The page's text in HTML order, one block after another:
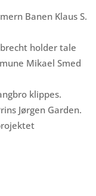
Banen Klaus S.
holder tale
Mikael Smed
klippes.
Jørgen Garden.